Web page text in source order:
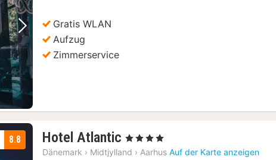
Nächstes Bild
Gratis WLAN
Aufzug
Zimmerservice
8.8 Hotel Atlantic 1
Nacht
, 4 Sterne
Dänemark › Midtjylland › Aarhus Auf der Karte anzeigen